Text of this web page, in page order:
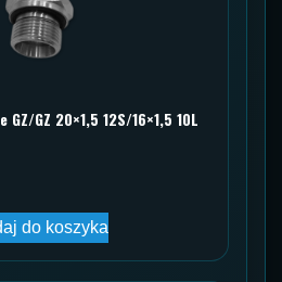
GZ 20×1,5 12S/16×1,5 10L
do koszyka